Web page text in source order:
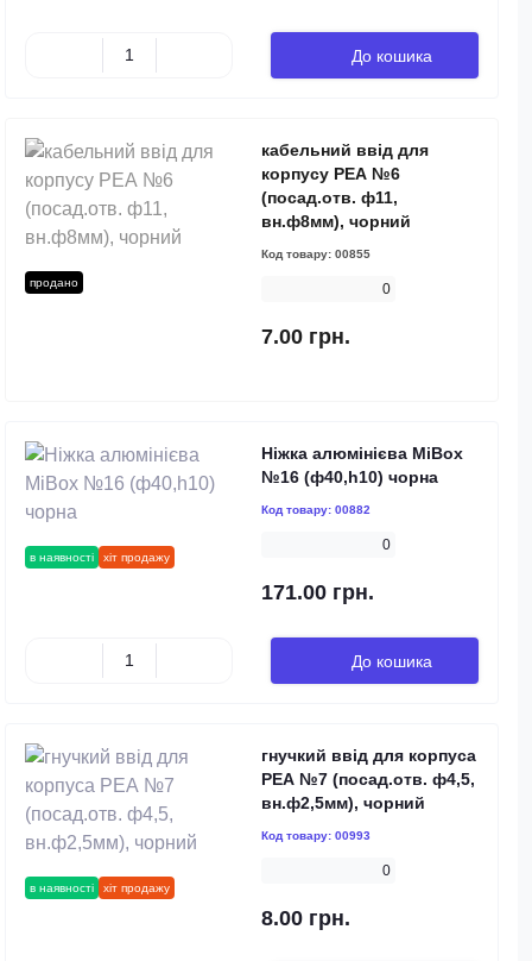
До кошика
продано
кабельний ввід для
корпусу РЕА №6
(посад.отв. ф11,
вн.ф8мм), чорний
Код товару: 00855
0
7.00 грн.
в наявності хіт продажу
Ніжка алюмінієва MiBox
№16 (ф40,h10) чорна
Код товару: 00882
0
171.00 грн.
До кошика
в наявності хіт продажу
гнучкий ввід для корпуса
РЕА №7 (посад.отв. ф4,5,
вн.ф2,5мм), чорний
Код товару: 00993
0
8.00 грн.